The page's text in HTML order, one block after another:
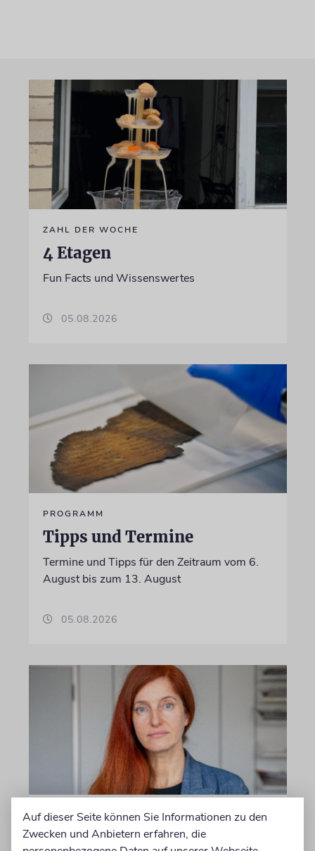
ZAHL DER WOCHE
4 Etagen
Fun Facts und Wissenswertes
05.08.2026
PROGRAMM
Tipps und Termine
Termine und Tipps für den Zeitraum vom 6.
August bis zum 13. August
05.08.2026
MEINUNG
Danke, Boy George!
Auf dieser Seite können Sie Informationen zu den
Zwecken und Anbietern erfahren, die